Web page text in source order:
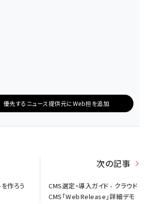
優先するニュース提供元にWeb担を追加
作ろう
次の記事
CMS選定・導入ガイド - クラウド
CMS「WebRelease」詳細デモ